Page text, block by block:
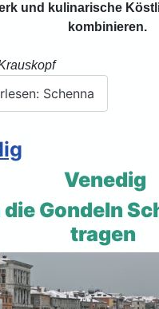
und kulinarische
kombinieren.
Schenna
Venedig
die Gondeln
tragen